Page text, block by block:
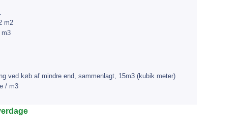
m2
m3
ved køb af mindre end, sammenlagt, 15m3 (kubik meter)
/ m3